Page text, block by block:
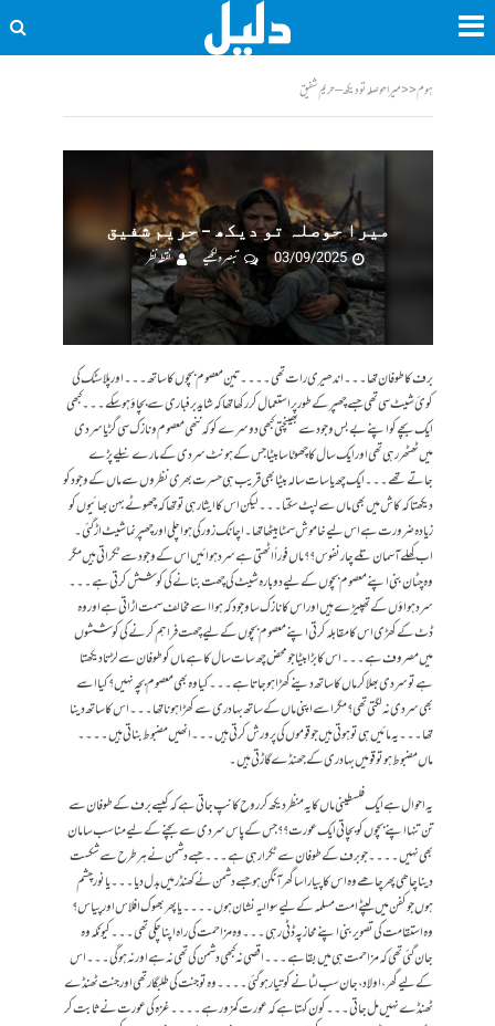
ہوم<<میرا حوصلہ تو دیکھ – حریم شفیق
میرا حوصلہ تو دیکھ – حریم شفیق
03/09/2025
تبصرہ لکھیے نقطہ نظر
برف کا طوفان تھا۔۔۔اندھیری رات تھی ۔۔۔۔تین معصوم بچوں کا ساتھ۔۔۔اور پلاسٹک کی
کوئ شیٹ سی تھی جسے چھپر کے طور پر استعمال کر رکھا تھا کہ شاید برفباری سے بچاؤ ہو سکے ۔۔۔کبھی
ایک بچے کو اپنے بے بس وجود سے بھینچتی کبھی دوسرے کو کہ ننھی معصوم و نازک سی گڑیا سردی
میں ٹھٹھر رہی تھی اور ایک سال کا چھوٹا سا بیٹا جس کے ہونٹ سردی کے مارے نیلے پڑے
جاتے تھے۔۔۔ایک چھ یا سات سالہ بیٹا بھی قریب ہی حسرت بھری نظروں سے ماں کے وجود کو
دیکھتا کہ کاش میں بھی ماں سے لپٹ سکتا۔۔۔لیکن اس کا ایثار ہی تو تھا کہ چھوٹے بہن بھائیوں کو
زیادہ ضرورت ہے اس لیے خاموش سمٹابیٹھا تھا۔اچانک زور کی ہوا چلی اور چھپر نما شیٹ اڑ گئی ۔
اب کھلے آسمان تلے چار نفوس؟؟ماں فوراً اٹھتی ہے سرد ہوائیں اس کے وجود سے ٹکراتی ہیں مگر
وہ چٹان بنی اپنے معصوم بچوں کے لیے دوبارہ شیٹ کی چھت بنانے کی کوشش کرتی ہے ۔۔۔
سرد ہواؤں کے تھپیڑے ہیں اور اس کا نازک سا وجود کہ ہوا اسے مخالف سمت اڑاتی ہے اور وہ
ڈٹ کے کھڑی اس کا مقابلہ کرتی اپنے معصوم بچوں کے لیے چھت فراہم کرنے کی کوششوں
میں مصروف ہے۔۔۔اس کا بڑا بیٹا جو محض چھ سات سال کا ہے ماں کو طوفان سے لڑتا دیکھتا
ہے تو سردی بھلا کر ماں کا ساتھ دینے کھڑا ہو جاتا ہے۔۔۔کیا وہ بھی معصوم بچہ نہیں ؟کیا اسے
بھی سردی نہ لگتی تھی ؟مگر اسے اپنی ماں کے ساتھ بہادری سے کھڑا ہونا تھا۔۔۔اس کا ساتھ دینا
تھا۔۔۔یہ مائیں ہی تو ہوتی ہیں جو قوموں کی پرورش کرتی ہیں۔۔۔انھیں مضبوط بناتی ہیں۔۔۔۔
ماں مضبوط ہو تو قومیں بہادری کے جھنڈے گاڑتی ہیں۔
یہ احوال ہے ایک فلسطینی ماں کا یہ منظر دیکھ کر روح کانپ جاتی ہے کہ کیسے برف کے طوفان سے
تن تنہا اپنے بچوں کو بچاتی ایک عورت ؟؟جس کے پاس سردی سے بچنے کے لیے مناسب سامان
بھی نہیں ۔۔۔۔جو برف کے طوفان سے ٹکرا رہی ہے۔۔۔جسے دشمن نے ہر طرح سے شکست
دینا چاھی پھر چاھے وہ اس کا پیارا سا گھر آنگن ہو جسے دشمن نے کھنڈر میں بدل دیا۔۔۔یا نور چشم
ہوں جو کفن میں لپٹے امت مسلمہ کے لیے سوالیہ نشان ہوں۔۔۔۔یا پھر بھوک افلاس اور پیاس ؟
وہ استقامت کی تصویر بنی اپنے محاز پہ ڈٹی رہی۔۔۔وہ مزاحمت کی راہ اپنا چکی تھی ۔۔۔کیونکہ وہ
جان گئی تھی کہ مزاحمت ہی میں بقا ہے۔۔۔اقصی نہ کبھی دشمن کی تھی نہ ہے اور نہ ہوگی ۔۔۔اس
کے لیے گھر،اولاد،جان سب لٹانے کو تیار ہو گئی ۔۔۔۔وہ تو جنت کی طلبگار تھی اور جنت ٹھنڈے
ٹھنڈے نہیں مل جاتی ۔۔۔کون کہتا ہے کہ عورت کمزور ہے۔۔۔۔غزہ کی عورت نے ثابت کر